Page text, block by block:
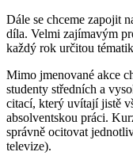
Dále se chceme zapojit
díla. Velmi zajímavým
každý rok určitou
Mimo jmenované akce
studenty středních a
citací, který uvítají jistě
absolventskou práci.
správně ocitovat
televize).